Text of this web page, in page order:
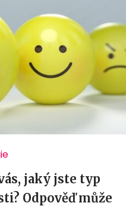
jaký jste typ
Odpověď může